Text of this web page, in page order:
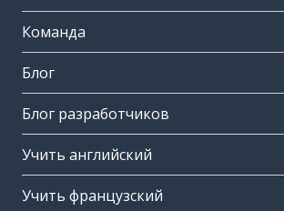
Команда
Блог
Блог разработчиков
Учить английский
Учить французский